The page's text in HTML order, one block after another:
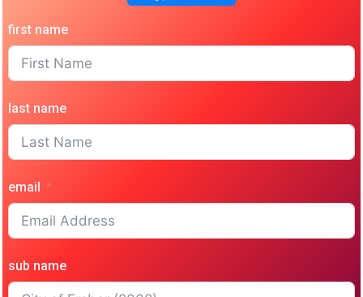
first name
last name
email
sub name